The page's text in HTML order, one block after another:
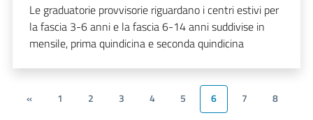
Le graduatorie provvisorie riguardano i centri estivi per
la fascia 3-6 anni e la fascia 6-14 anni suddivise in
mensile, prima quindicina e seconda quindicina
« 1 2 3 4 5 6 7
8